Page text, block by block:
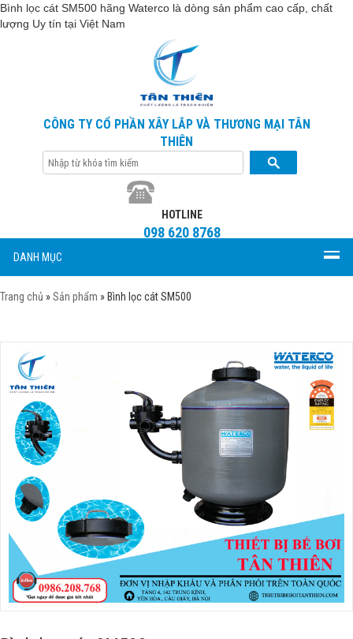
Bình lọc cát SM500 hãng Waterco là dòng sản phẩm cao cấp, chất
lượng Uy tín tại Việt Nam
CÔNG TY CỔ PHẦN XÂY LẮP VÀ THƯƠNG MẠI TÂN
THIÊN
HOTLINE
098 620 8768
DANH MỤC
Trang chủ »Sản phẩm » Bình lọc cát SM500